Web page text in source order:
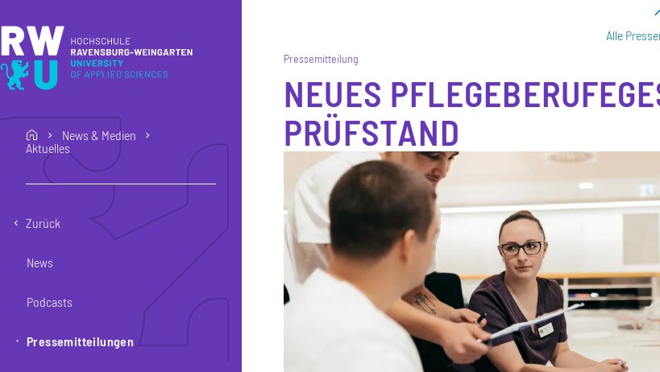
home
News & Medien
Aktuelles
Zurück
News
Podcasts
Pressemitteilungen
Alle
Pressemitteilung
NEUES
PRÜFSTAND